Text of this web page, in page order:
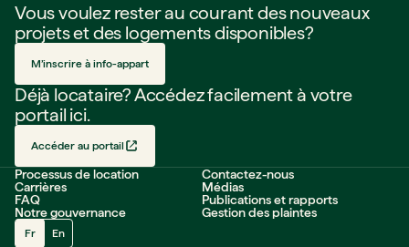
Processus de location
Carrières
FAQ
Notre gouvernance
Contactez-nous
Médias
Publications et rapports
Gestion des plaintes
Fr En
Vous voulez rester au courant des nouveaux
projets et des logements disponibles?
M’inscrire à info-appart
Déjà locataire? Accédez facilement à votre
portail ici.
Accéder au portail